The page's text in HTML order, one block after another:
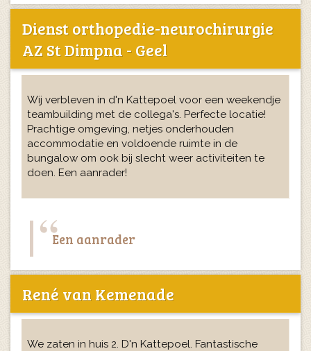
Dienst orthopedie-neurochirurgie
AZ St Dimpna - Geel
Wij verbleven in d'n Kattepoel voor een weekendje
teambuilding met de collega's. Perfecte locatie!
Prachtige omgeving, netjes onderhouden
accommodatie en voldoende ruimte in de
bungalow om ook bij slecht weer activiteiten te
doen. Een aanrader!
Een aanrader
René van Kemenade
We zaten in huis 2. D'n Kattepoel. Fantastische